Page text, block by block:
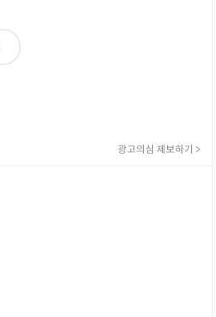
광고의심 제보하기 >